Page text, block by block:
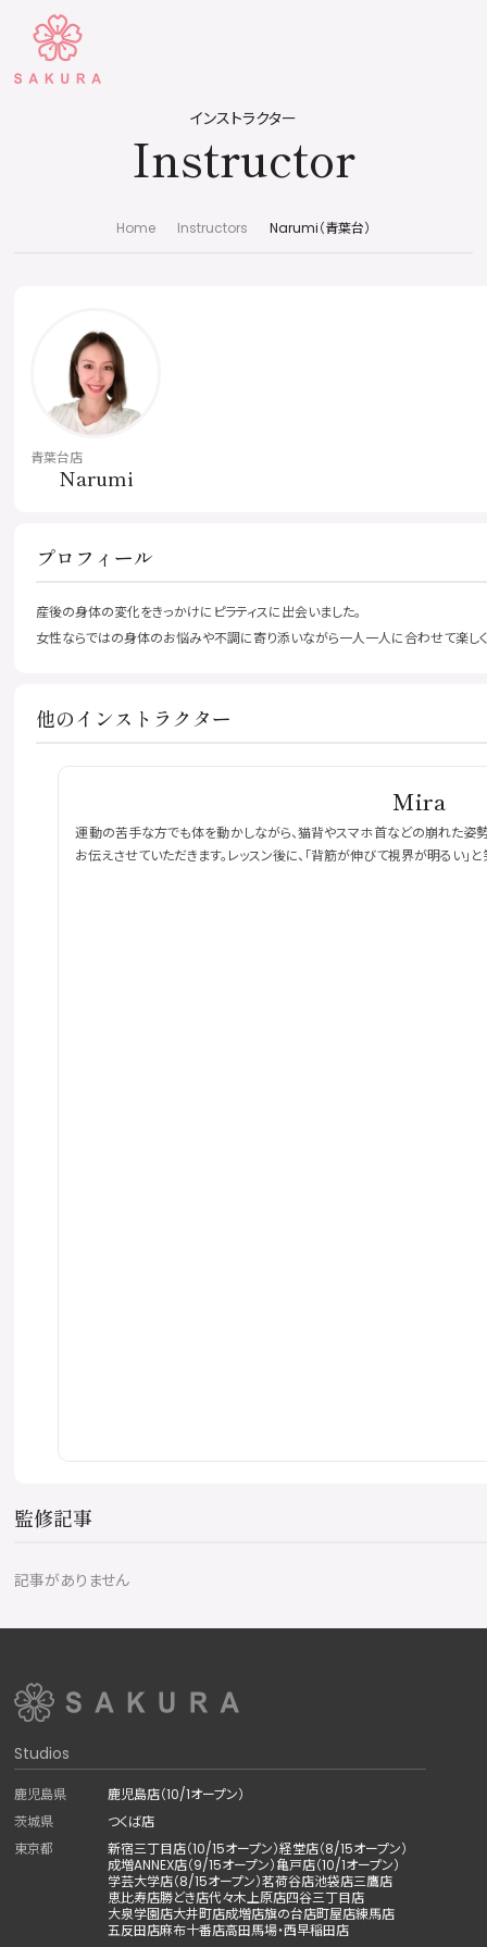
インストラクター
Instructor
Home Instructors Narumi（青葉台）
青葉台店
Narumi
プロフィール
産後の身体の変化をきっかけにピラティスに出会いました。
女性ならではの身体のお悩みや不調に寄り添いながら一人一人に合わせて楽しく
他のインストラクター
Mira
運動の苦手な方でも体を動かしながら、猫背やスマホ首などの崩れた姿勢
お伝えさせていただきます。レッスン後に、「背筋が伸びて視界が明るい
監修記事
記事がありません
Studios
鹿児島県
鹿児島店（10/1オープン）
茨城県
つくば店
東京都
新宿三丁目店（10/15オープン）経堂店（8/15オープン）
成増ANNEX店（9/15オープン）亀戸店（10/1オープン）
学芸大学店（8/15オープン）茗荷谷店池袋店三鷹店
恵比寿店勝どき店代々木上原店四谷三丁目店
大泉学園店大井町店成増店旗の台店町屋店練馬店
五反田店麻布十番店高田馬場・西早稲田店